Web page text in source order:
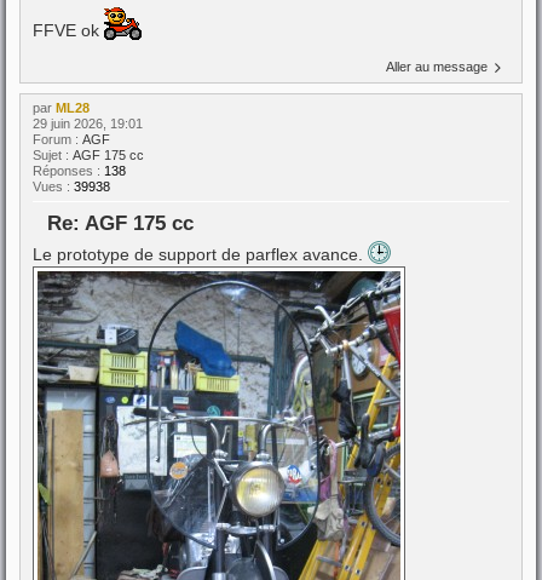
FFVE ok
Aller au message
par ML28
29 juin 2026, 19:01
Forum : AGF
Sujet : AGF 175 cc
Réponses : 138
Vues : 39938
Re: AGF 175 cc
Le prototype de support de parflex avance.